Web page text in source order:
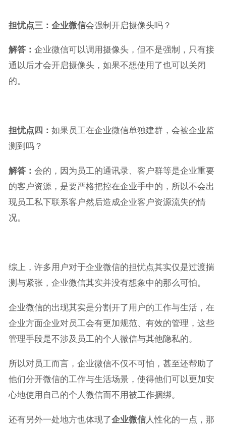
担忧点三： 企业微信会强制开启摄像头吗？
解答： 企业微信可以调用摄像头，但不是强制，只有接
通以后才会开启摄像头，如果不想使用了也可以关闭
的。
担忧点四： 如果员工在企业微信单独建群，会被企业监
测到吗？
解答： 会的，因为员工的通讯录、客户群等是企业重要
的客户资源，是要严格把控在企业手中的，所以不会出
现员工私下联系客户然后造成企业客户资源流失的情
况。
综上，许多用户对于企业微信的担忧点其实仅是过渡揣
测与紧张，企业微信其实并没有想象中的那么可怕。
企业微信的出现其实是分割开了用户的工作与生活，在
企业方面企业对员工会有更加规范、有效的管理，这些
管理手段是不涉及员工的个人微信与其他隐私的。
所以对员工而言，企业微信不仅不可怕，甚至还帮助了
他们分开微信的工作与生活场景，使得他们可以更加安
心地使用自己的个人微信而不用被工作捆绑。
还有另外一处地方也体现了企业微信人性化的一点，那